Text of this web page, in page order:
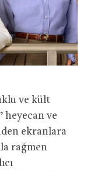
ve kült
heyecan ve
ekranlara
rağmen